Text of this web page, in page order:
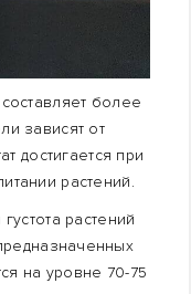
более
зависят от
достигается при
растений.
растений
на уровне 70-75